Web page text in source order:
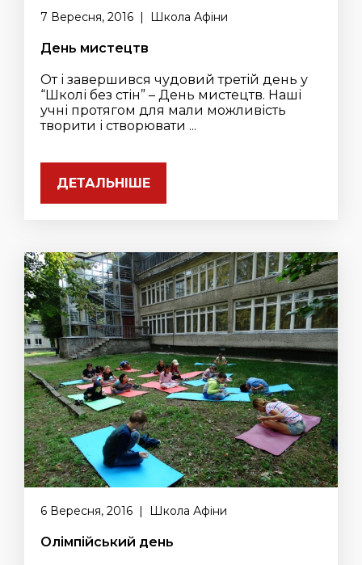
7 Вересня, 2016 | Школа Афіни
День мистецтв
От і завершився чудовий третій день у
“Школі без стін” – День мистецтв. Наші
учні протягом для мали можливість
творити і створювати ...
ДЕТАЛЬНІШЕ
6 Вересня, 2016 | Школа Афіни
Олімпійський день